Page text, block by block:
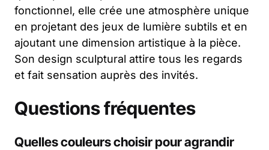
fonctionnel, elle crée une atmosphère unique
en projetant des jeux de lumière subtils et en
ajoutant une dimension artistique à la pièce.
Son design sculptural attire tous les regards
et fait sensation auprès des invités.
Questions fréquentes
Quelles couleurs choisir pour agrandir